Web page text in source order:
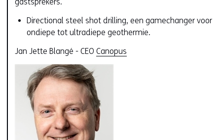
Directional steel shot drilling, een gamechanger voor
ondiepe tot ultradiepe geothermie.
Jan Jette Blangé - CEO Canopus